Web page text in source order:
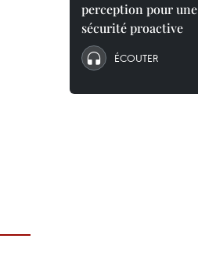
perception pour une
sécurité proactive
ÉCOUTER